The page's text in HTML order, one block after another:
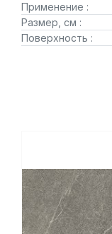
Применение :
Размер, см :
Поверхность :